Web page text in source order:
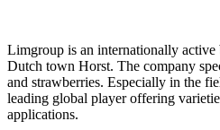
Limgroup is an internationally active
Dutch town Horst. The company
and strawberries. Especially in the
leading global player offering
applications.